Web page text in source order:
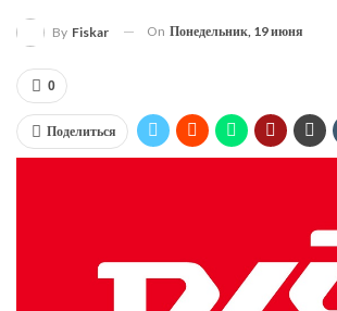
By Fiskar On Понедельник, 19 июня
0
Поделиться